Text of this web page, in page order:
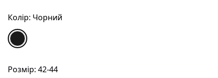
Колір: Чорний
Розмір: 42-44